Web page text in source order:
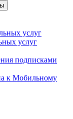
услуг
услуг
подписками
к Мобильному